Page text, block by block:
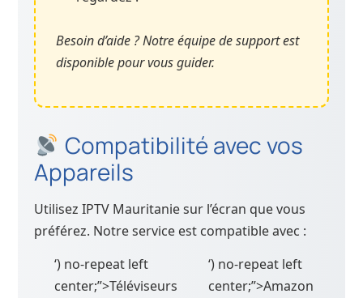
Besoin d’aide ? Notre équipe de support est
disponible pour vous guider.
Compatibilité avec vos
Appareils
Utilisez IPTV Mauritanie sur l’écran que vous
préférez. Notre service est compatible avec :
‘) no-repeat left
center;”>Téléviseurs
‘) no-repeat left
center;”>Amazon